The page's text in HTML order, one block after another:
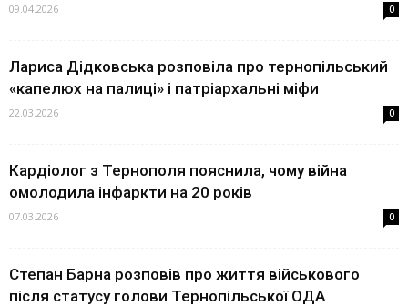
09.04.2026 0
Лариса Дідковська розповіла про тернопільський
«капелюх на палиці» і патріархальні міфи
22.03.2026 0
Кардіолог з Тернополя пояснила, чому війна
омолодила інфаркти на 20 років
07.03.2026 0
Степан Барна розповів про життя військового
після статусу голови Тернопільської ОДА